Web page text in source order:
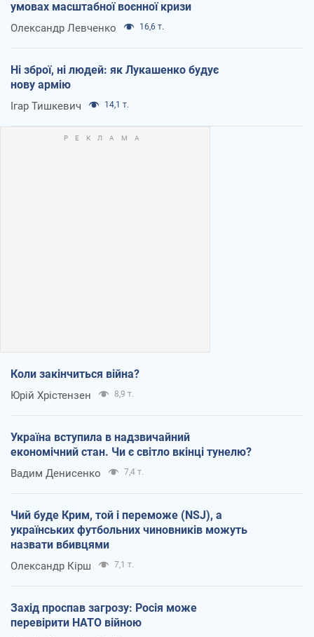
умовах масштабної воєнної кризи
Олександр Левченко 16,6 т.
Ні зброї, ні людей: як Лукашенко будує
нову армію
Ігар Тишкевич 14,1 т.
Коли закінчиться війна?
Юрій Хрістензен 8,9 т.
Україна вступила в надзвичайний
економічний стан. Чи є світло вкінці тунелю?
Вадим Денисенко 7,4 т.
Чий буде Крим, той і переможе (NSJ), а
українських футбольних чиновників можуть
назвати вбивцями
Олександр Кірш 7,1 т.
Захід проспав загрозу: Росія може
перевірити НАТО війною